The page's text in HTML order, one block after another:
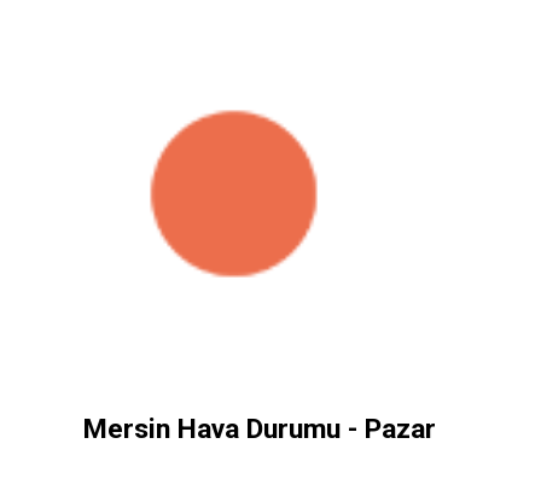
Mersin Hava Durumu - Pazar